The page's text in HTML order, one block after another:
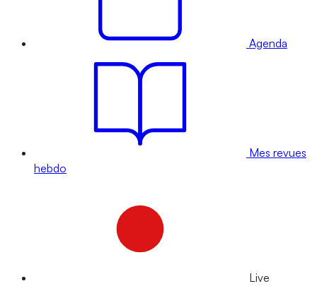
Agenda
Mes revues
hebdo
Live